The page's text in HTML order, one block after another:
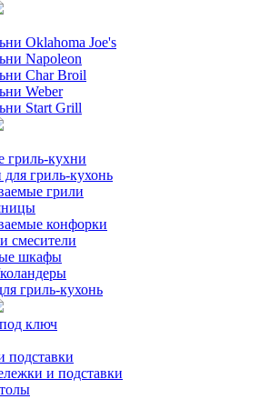
Oklahoma Joe's
Napoleon
Char Broil
Weber
Start Grill
гриль-кухни
гриль-кухонь
грили
конфорки
смесители
шкафы
гриль-кухонь
ключ
подставки
и подставки